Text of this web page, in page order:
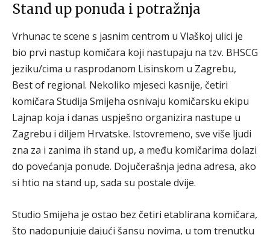
Stand up ponuda i potražnja
Vrhunac te scene s jasnim centrom u Vlaškoj ulici je
bio prvi nastup komičara koji nastupaju na tzv. BHSCG
jeziku/cima u rasprodanom Lisinskom u Zagrebu,
Best of regional. Nekoliko mjeseci kasnije, četiri
komičara Studija Smijeha osnivaju komičarsku ekipu
Lajnap koja i danas uspješno organizira nastupe u
Zagrebu i diljem Hrvatske. Istovremeno, sve više ljudi
zna za i zanima ih stand up, a među komičarima dolazi
do povećanja ponude. Dojučerašnja jedna adresa, ako
si htio na stand up, sada su postale dvije.
Studio Smijeha je ostao bez četiri etablirana komičara,
što nadopunjuje dajući šansu novima, u tom trenutku